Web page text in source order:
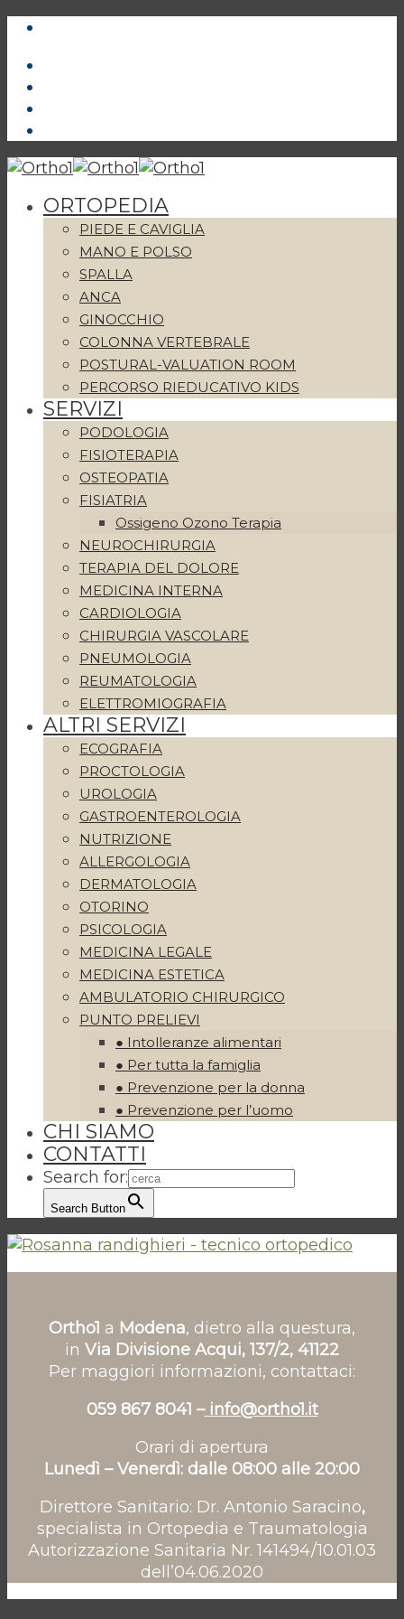
ORTOPEDIA
PIEDE E CAVIGLIA
MANO E POLSO
SPALLA
ANCA
GINOCCHIO
COLONNA VERTEBRALE
POSTURAL-VALUATION ROOM
PERCORSO RIEDUCATIVO KIDS
SERVIZI
PODOLOGIA
FISIOTERAPIA
OSTEOPATIA
FISIATRIA
Ossigeno Ozono Terapia
NEUROCHIRURGIA
TERAPIA DEL DOLORE
MEDICINA INTERNA
CARDIOLOGIA
CHIRURGIA VASCOLARE
PNEUMOLOGIA
REUMATOLOGIA
ELETTROMIOGRAFIA
ALTRI SERVIZI
ECOGRAFIA
PROCTOLOGIA
UROLOGIA
GASTROENTEROLOGIA
NUTRIZIONE
ALLERGOLOGIA
DERMATOLOGIA
OTORINO
PSICOLOGIA
MEDICINA LEGALE
MEDICINA ESTETICA
AMBULATORIO CHIRURGICO
PUNTO PRELIEVI
● Intolleranze alimentari
● Per tutta la famiglia
● Prevenzione per la donna
● Prevenzione per l’uomo
CHI SIAMO
CONTATTI
Search for:
Search Button
Ortho1 a Modena, dietro alla questura,
in Via Divisione Acqui, 137/2, 41122
Per maggiori informazioni, contattaci:
059 867 8041 –info@ortho1.it
Orari di apertura
Lunedì – Venerdì: dalle 08:00 alle 20:00
Direttore Sanitario: Dr. Antonio Saracino,
specialista in Ortopedia e Traumatologia
Autorizzazione Sanitaria Nr. 141494/10.01.03
dell’04.06.2020